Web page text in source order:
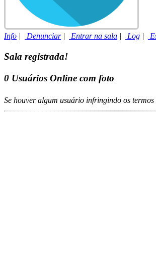
Info | Denunciar| Entrar na sala | Log |
Sala registrada!
0 Usuários Online com foto
Se houver algum usuário infringindo os termos